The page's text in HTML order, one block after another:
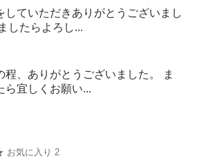
していただきありがとうございまし
したらよろし...
程、ありがとうございました。 ま
ら宜しくお願い...
お気に入り 2